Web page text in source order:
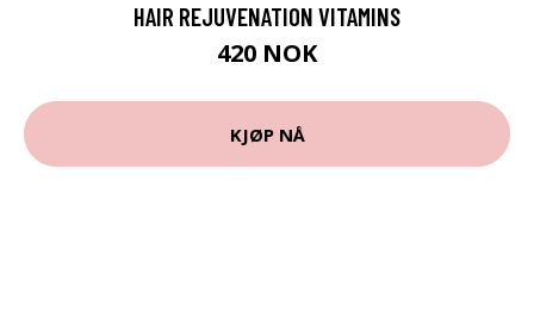
HAIR REJUVENATION VITAMINS
420 NOK
KJØP NÅ